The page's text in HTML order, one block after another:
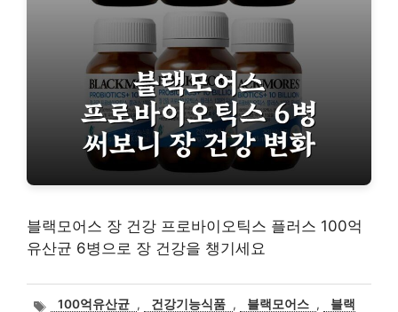
블랙모어스 장 건강 프로바이오틱스 플러스 100억
유산균 6병으로 장 건강을 챙기세요
태100억유산균 , 건강기능식품 , 블랙모어스 ,
블랙